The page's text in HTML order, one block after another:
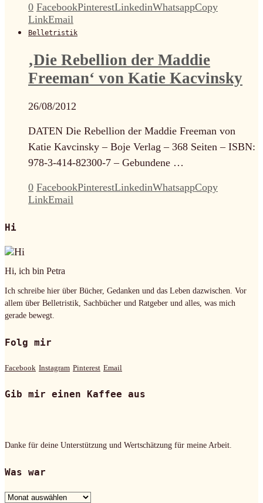
0 FacebookPinterestLinkedinWhatsappCopy
LinkEmail
Belletristik
‚Die Rebellion der Maddie
Freeman‘ von Katie Kacvinsky
26/08/2012
DATEN Die Rebellion der Maddie Freeman von
Katie Kavcinsky – Boje Verlag – 368 Seiten – ISBN:
978-3-414-82300-7 – Gebundene …
0 FacebookPinterestLinkedinWhatsappCopy
LinkEmail
Hi
Hi, ich bin Petra
Ich schreibe hier über Bücher, Gedanken und das Leben dazwischen. Vor
allem über Belletristik, Sachbücher und Ratgeber und alles, was mich
gerade bewegt.
Folg mir
Facebook Instagram Pinterest Email
Gib mir einen Kaffee aus
Danke für deine Unterstützung und Wertschätzung für meine Arbeit.
Was war
Was